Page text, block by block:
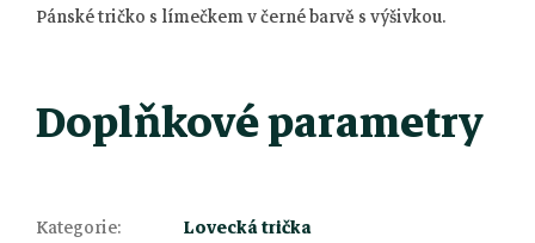
Pánské tričko s límečkem v černé barvě s výšivkou.
Doplňkové parametry
Kategorie:
Lovecká trička